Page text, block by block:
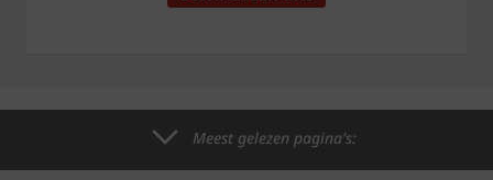
Meest gelezen pagina's: